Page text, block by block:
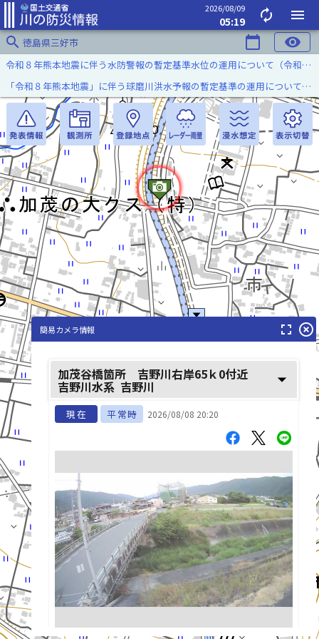
2026/08/09
05:19 autorenew
menu
search 徳島県三好市 calendar_today visibility
令和８年熊本地震に伴う水防警報の暫定基準水位の運用について（令和８年８月７日）
「令和８年熊本地震」に伴う球磨川洪水予報の暫定基準の運用について（令和８年８月５日）
簡易カメラ情報 fullscreen highlight_off
加茂谷橋箇所 吉野川右岸65ｋ0付近
吉野川水系 吉野川 arrow_drop_down
現在 平常時 2026/08/08 20:20